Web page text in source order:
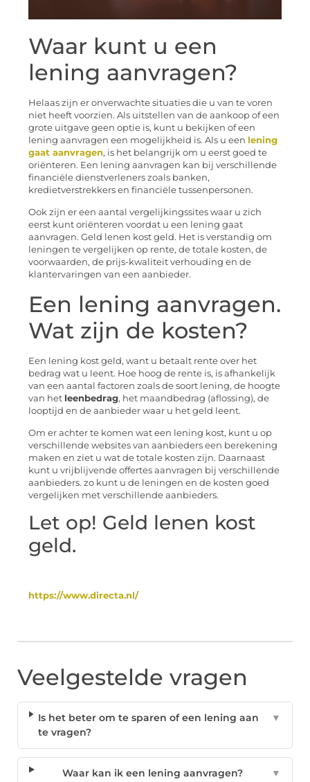
Waar kunt u een
lening aanvragen?
Helaas zijn er onverwachte situaties die u van te voren
niet heeft voorzien. Als uitstellen van de aankoop of een
grote uitgave geen optie is, kunt u bekijken of een
lening aanvragen een mogelijkheid is. Als u een lening
gaat aanvragen, is het belangrijk om u eerst goed te
oriënteren. Een lening aanvragen kan bij verschillende
financiële dienstverleners zoals banken,
kredietverstrekkers en financiële tussenpersonen.
Ook zijn er een aantal vergelijkingssites waar u zich
eerst kunt oriënteren voordat u een lening gaat
aanvragen. Geld lenen kost geld. Het is verstandig om
leningen te vergelijken op rente, de totale kosten, de
voorwaarden, de prijs-kwaliteit verhouding en de
klantervaringen van een aanbieder.
Een lening aanvragen.
Wat zijn de kosten?
Een lening kost geld, want u betaalt rente over het
bedrag wat u leent. Hoe hoog de rente is, is afhankelijk
van een aantal factoren zoals de soort lening, de hoogte
van het leenbedrag, het maandbedrag (aflossing), de
looptijd en de aanbieder waar u het geld leent.
Om er achter te komen wat een lening kost, kunt u op
verschillende websites van aanbieders een berekening
maken en ziet u wat de totale kosten zijn. Daarnaast
kunt u vrijblijvende offertes aanvragen bij verschillende
aanbieders. zo kunt u de leningen en de kosten goed
vergelijken met verschillende aanbieders.
Let op! Geld lenen kost
geld.
https://www.directa.nl/
Veelgestelde vragen
Is het beter om te sparen of een lening aan
te vragen?
▼
Waar kan ik een lening aanvragen? ▼